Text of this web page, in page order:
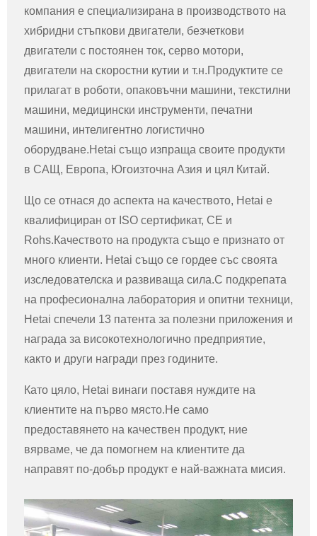
компания е специализирана в производството на
хибридни стъпкови двигатели, безчеткови
двигатели с постоянен ток, серво мотори,
двигатели на скоростни кутии и т.н.Продуктите се
прилагат в роботи, опаковъчни машини, текстилни
машини, медицински инструменти, печатни
машини, интелигентно логистично
оборудване.Hetai също изпраща своите продукти
в САЩ, Европа, Югоизточна Азия и цял Китай.
Що се отнася до аспекта на качеството, Hetai е
квалифициран от ISO сертификат, CE и
Rohs.Качеството на продукта също е признато от
много клиенти. Hetai също се гордее със своята
изследователска и развиваща сила.С подкрепата
на професионална лаборатория и опитни техници,
Hetai спечели 13 патента за полезни приложения и
награда за високотехнологично предприятие,
както и други награди през годините.
Като цяло, Hetai винаги поставя нуждите на
клиентите на първо място.Не само
предоставянето на качествен продукт, ние
вярваме, че да помогнем на клиентите да
направят по-добър продукт е най-важната мисия.